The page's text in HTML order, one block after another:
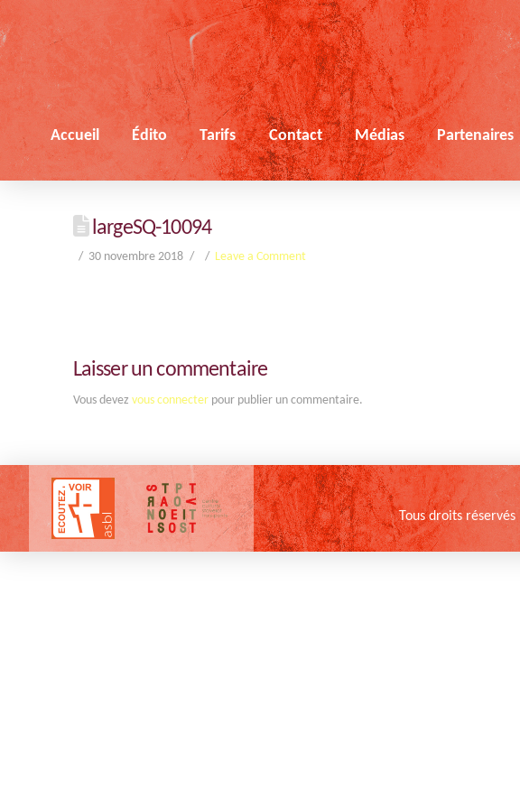
Accueil Édito Tarifs Contact Médias Partenaires
largeSQ-10094
30 novembre 2018 Leave a Comment
Laisser un commentaire
Vous devez vous connecterpour publier un commentaire.
Tous droits réservés |